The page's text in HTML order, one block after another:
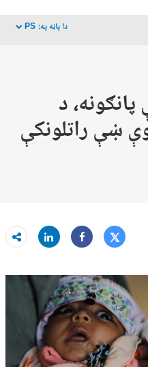
دا پاڼه په:PS
dropdown
د
ښې راتلونکې
Tweet
Share
Share